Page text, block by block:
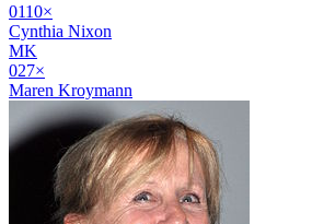
0110×
Cynthia Nixon
MK
027×
Maren Kroymann